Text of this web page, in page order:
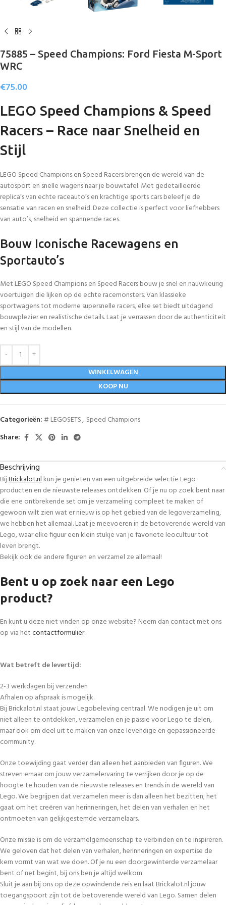
75885 – Speed Champions: Ford Fiesta M-Sport
WRC
€75.00
LEGO Speed Champions & Speed
Racers – Race naar Snelheid en
Stijl
LEGO Speed Champions en Speed Racers brengen de wereld van de
autosport en snelle wagens naar je bouwtafel. Met gedetailleerde
replica’s van echte raceauto’s en krachtige sports cars beleef je de
sensatie van racen en snelheid. Deze collectie is perfect voor liefhebbers
van auto’s, snelheid en spannende races.
Bouw Iconische Racewagens en
Sportauto’s
Met LEGO Speed Champions en Speed Racers bouw je snel en nauwkeurig
voertuigen die lijken op de echte racemonsters. Van klassieke
sportwagens tot moderne supersnelle racers, elke set biedt uitdagend
bouwplezier en realistische details. Laat je verrassen door de authenticiteit
en stijl van de modellen.
WINKELWAGEN
KOOP NU
Categorieën:# LEGOSETS, Speed Champions
Share:
Beschrijving
BijBrickalot.nlkun je genieten van een uitgebreide selectie Lego
producten en de nieuwste releases ontdekken. Of je nu op zoek bent naar
die ene ontbrekende set om je verzameling compleet te maken of
gewoon wilt zien wat er nieuw is op het gebied van de legoverzameling,
we hebben het allemaal. Laat je meevoeren in de betoverende wereld van
Lego, waar elke figuur een klein stukje van je favoriete leocultuur tot
leven brengt.
Bekijk ook de andere figuren en verzamel ze allemaal!
Bent u op zoek naar een Lego
product?
En kunt u deze niet vinden op onze website? Neem dan contact met ons
op via hetcontactformulier.
Wat betreft de levertijd:
2-3 werkdagen bij verzenden
Afhalen op afspraak is mogelijk.
Bij Brickalot.nl staat jouw Legobeleving centraal. We nodigen je uit om
niet alleen te ontdekken, verzamelen en je passie voor Lego te delen,
maar ook om deel uit te maken van onze levendige en gepassioneerde
community.
Onze toewijding gaat verder dan alleen het aanbieden van figuren. We
streven ernaar om jouw verzamelervaring te verrijken door je op de
hoogte te houden van de nieuwste releases en trends in de wereld van
Lego. We begrijpen dat verzamelen meer is dan alleen het bezitten; het
gaat om het creëren van herinneringen, het delen van verhalen en het
ontmoeten van gelijkgestemde verzamelaars.
Onze missie is om de verzamelgemeenschap te verbinden en te inspireren.
We geloven dat het delen van verhalen, herinneringen en expertise de
kern vormt van wat we doen. Of je nu een doorgewinterde verzamelaar
bent of net begint, bij ons ben je altijd welkom.
Sluit je aan bij ons op deze opwindende reis en laat Brickalot.nl jouw
toegangspoort zijn tot de betoverende wereld van Lego. Samen delen